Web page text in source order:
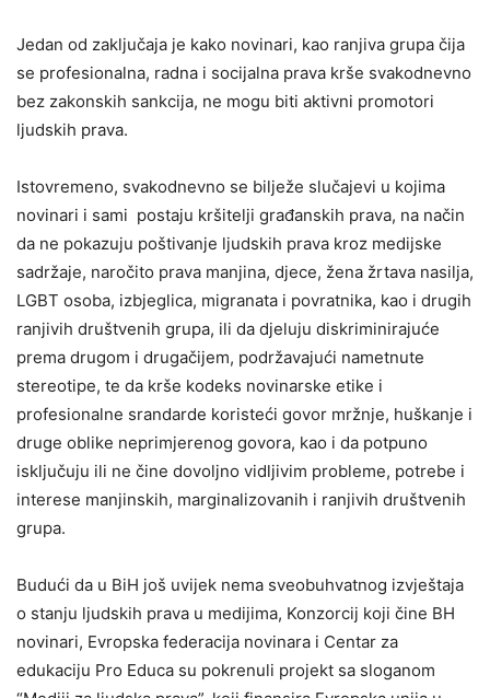
Jedan od zaključaja je kako novinari, kao ranjiva grupa čija
se profesionalna, radna i socijalna prava krše svakodnevno
bez zakonskih sankcija, ne mogu biti aktivni promotori
ljudskih prava.
Istovremeno, svakodnevno se bilježe slučajevi u kojima
novinari i sami postaju kršitelji građanskih prava, na način
da ne pokazuju poštivanje ljudskih prava kroz medijske
sadržaje, naročito prava manjina, djece, žena žrtava nasilja,
LGBT osoba, izbjeglica, migranata i povratnika, kao i drugih
ranjivih društvenih grupa, ili da djeluju diskriminirajuće
prema drugom i drugačijem, podržavajući nametnute
stereotipe, te da krše kodeks novinarske etike i
profesionalne srandarde koristeći govor mržnje, huškanje i
druge oblike neprimjerenog govora, kao i da potpuno
isključuju ili ne čine dovoljno vidljivim probleme, potrebe i
interese manjinskih, marginalizovanih i ranjivih društvenih
grupa.
Budući da u BiH još uvijek nema sveobuhvatnog izvještaja
o stanju ljudskih prava u medijima, Konzorcij koji čine BH
novinari, Evropska federacija novinara i Centar za
edukaciju Pro Educa su pokrenuli projekt sa sloganom